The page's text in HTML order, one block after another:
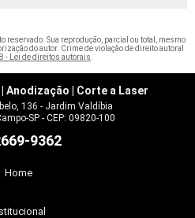
reservado. Sua reprodução, parcial ou total, mesmo
do autor. Crime de violação de direito autoral
- Lei de direitos autorais
Anodização | Corte a Laser
136 - Jardim Valdíbia
SP - CEP: 09820-100
9362
Home